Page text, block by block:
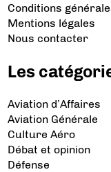
Conditions
Mentions légales
Nous contacter
Les
Aviation d’Affaires
Aviation Générale
Culture Aéro
Débat et opinion
Défense